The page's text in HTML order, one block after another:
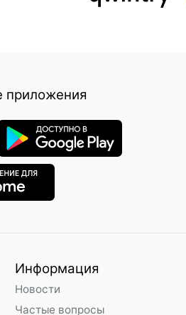
приложения
Информация
Новости
Частые вопросы